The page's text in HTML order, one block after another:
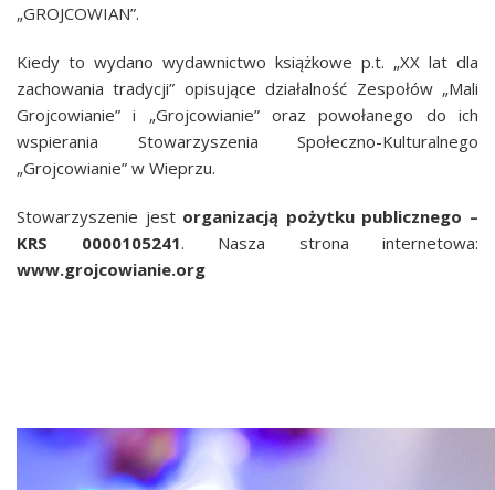
„GROJCOWIAN”.
Kiedy to wydano wydawnictwo książkowe p.t. „XX lat dla
zachowania tradycji” opisujące działalność Zespołów „Mali
Grojcowianie” i „Grojcowianie” oraz powołanego do ich
wspierania Stowarzyszenia Społeczno-Kulturalnego
„Grojcowianie” w Wieprzu.
Stowarzyszenie jest organizacją pożytku publicznego –
KRS 0000105241. Nasza strona internetowa:
www.grojcowianie.org